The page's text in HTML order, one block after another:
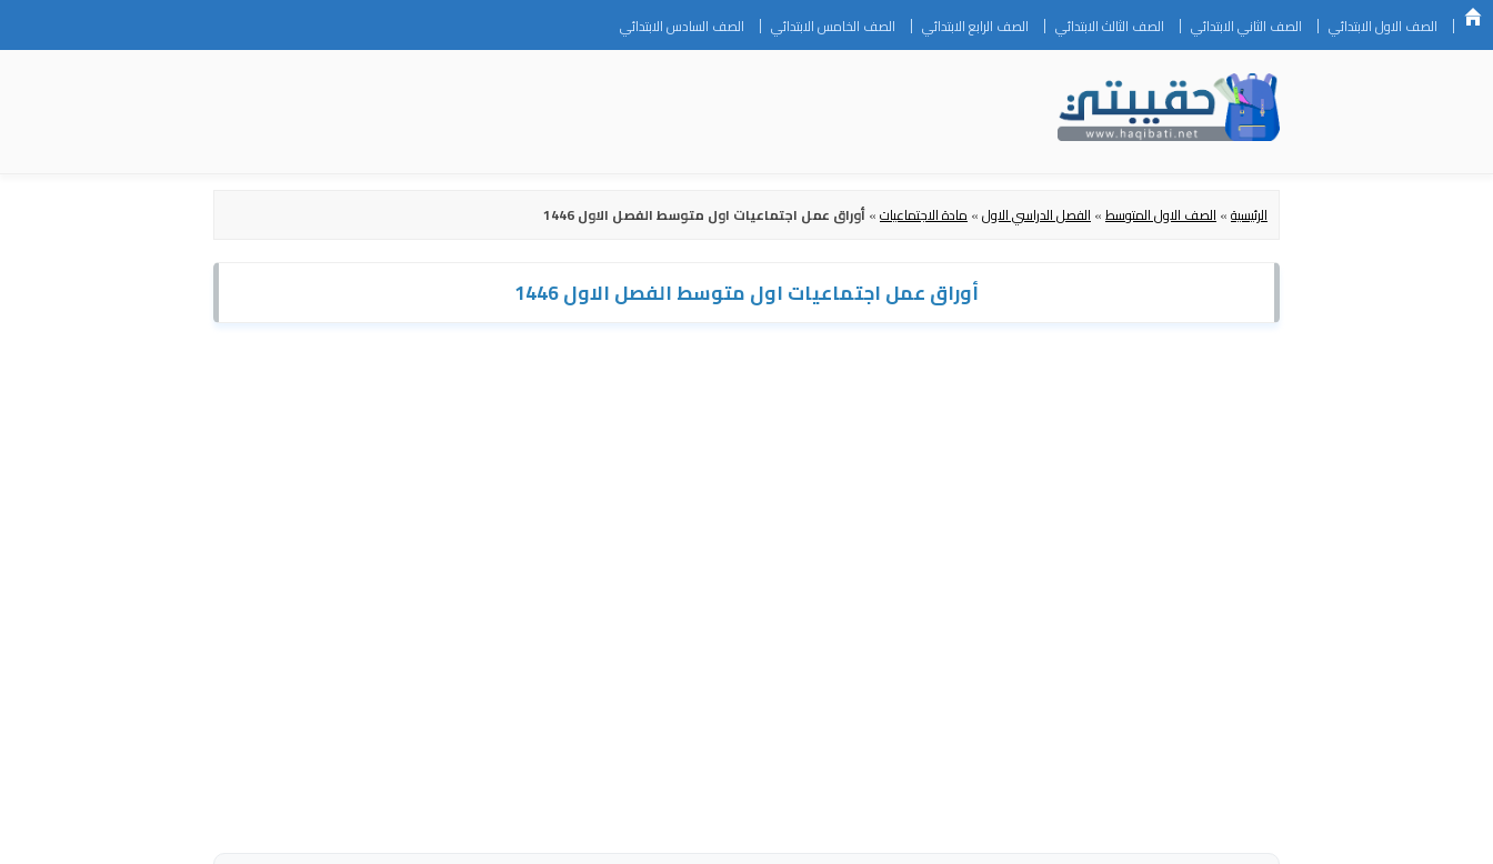
Skip
to
الصف الاول الابتدائي الصف الثاني الابتدائي الصف الثالث الابتدائي الصف الرابع الابتدائي الصف الخامس الابتدائي الصف السادس الابتدائي
الرئيسية»الصف الاول المتوسط»الفصل الدراسي الاول»مادة الاجتماعيات»أوراق عمل اجتماعيات اول متوسط الفصل الاول 1446
أوراق عمل اجتماعيات اول متوسط الفصل الاول 1446